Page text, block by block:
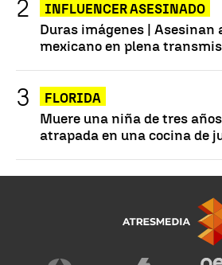
INFLUENCER ASESINADO
Duras imágenes | Asesinan
mexicano en plena
FLORIDA
Muere una niña de tres
atrapada en una cocina de